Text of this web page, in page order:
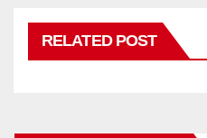
RELATED POST